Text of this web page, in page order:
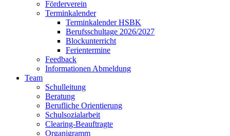
Förderverein
Terminkalender
Terminkalender HSBK
Berufsschultage 2026/2027
Blockunterricht
Ferientermine
Feedback
Informationen Abmeldung
Team
Schulleitung
Beratung
Berufliche Orientierung
Schulsozialarbeit
Clearing-Beauftragte
Organigramm